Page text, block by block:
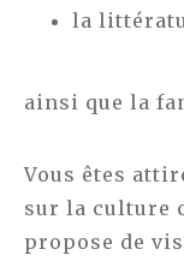
la
ainsi que la
Vous êtes
sur la culture
propose de